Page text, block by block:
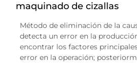
maquinado de cizallas
Método de eliminación de la
detecta un error en la
encontrar los factores
error en la operación;